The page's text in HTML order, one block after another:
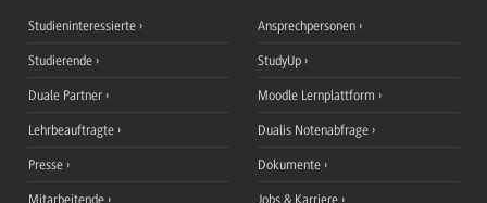
Studieninteressierte
Studierende
Duale Partner
Lehrbeauftragte
Presse
Mitarbeitende
Ansprechpersonen
StudyUp
Moodle Lernplattform
Dualis Notenabfrage
Dokumente
Jobs & Karriere